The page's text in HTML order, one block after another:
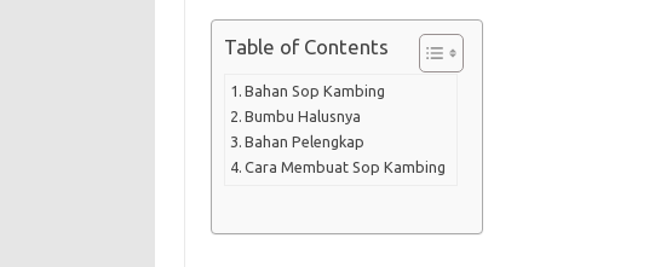
Table of Contents
Bahan Sop Kambing
Bumbu Halusnya
Bahan Pelengkap
Cara Membuat Sop Kambing